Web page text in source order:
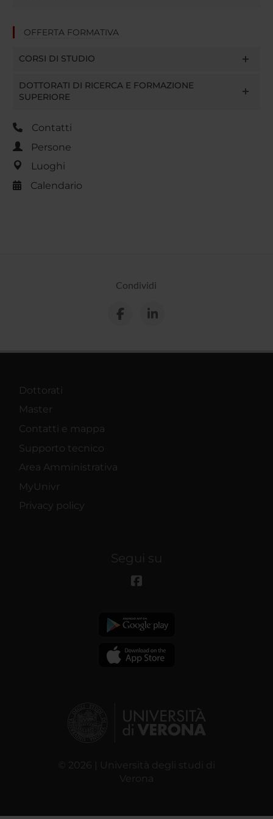
OFFERTA FORMATIVA
CORSI DI STUDIO
DOTTORATI DI RICERCA E FORMAZIONE
SUPERIORE
Contatti
Persone
Luoghi
Calendario
Condividi
Dottorati
Master
Contatti e mappa
Supporto tecnico
Area Amministrativa
MyUnivr
Privacy policy
Segui su
© 2026 | Università degli studi di
Verona